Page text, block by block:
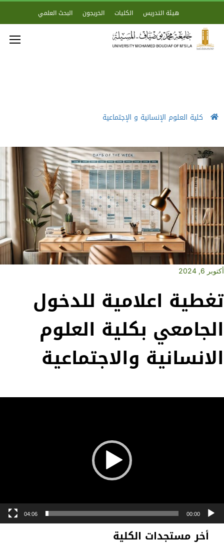
هيئة التدريس الكليات الخريجون البحث العلمي
كلية العلوم الإنسانية و الإجتماعية
أخر مستجدات الكلية
أكتوبر 6, 2024
تغطية اعلامية للدخول
الجامعي بكلية العلوم
الانسانية والاجتماعية
00:00
04:06